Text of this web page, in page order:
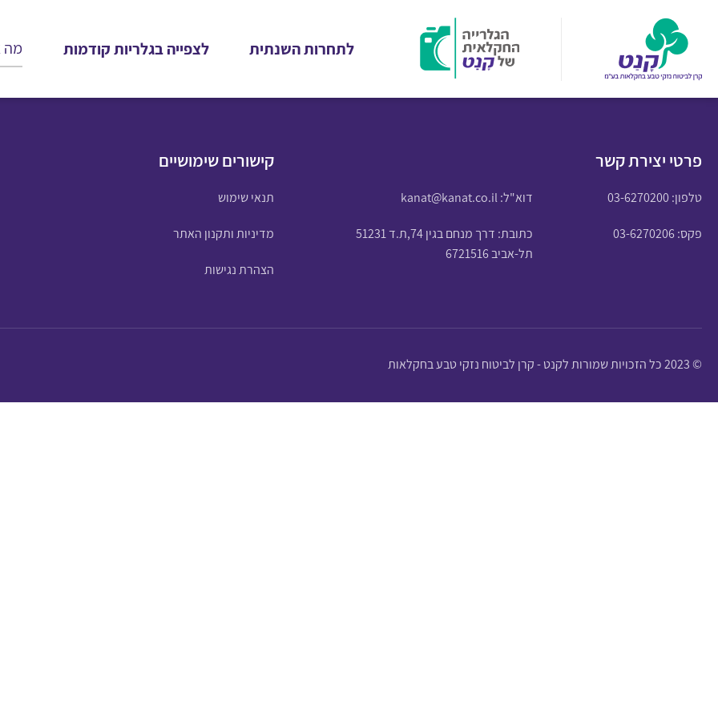
לתחרות השנתית לצפייה בגלריות קודמות
פרטי יצירת קשר
טלפון:03-6270200 דוא"ל:kanat@kanat.co.il
פקס: 03-6270206
כתובת: דרך מנחם בגין 74,ת.ד 51231
תל-אביב 6721516
קישורים שימושיים
תנאי שימוש
מדיניות ותקנון האתר
הצהרת נגישות
© 2023 כל הזכויות שמורות לקנט - קרן לביטוח נזקי טבע בחקלאות